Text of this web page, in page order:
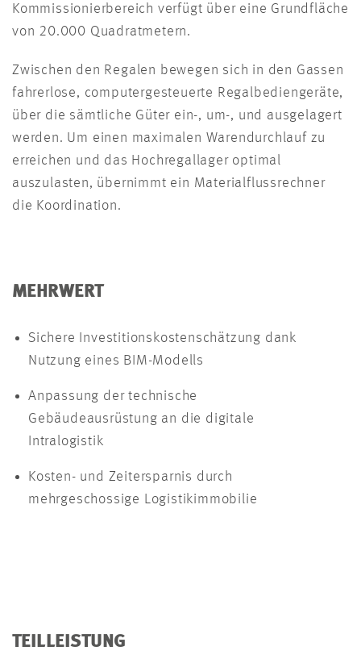
Kommissionierbereich verfügt über eine Grundfläche
von 20.000 Quadratmetern.
Zwischen den Regalen bewegen sich in den Gassen
fahrerlose, computergesteuerte Regalbediengeräte,
über die sämtliche Güter ein-, um-, und ausgelagert
werden. Um einen maximalen Warendurchlauf zu
erreichen und das Hochregallager optimal
auszulasten, übernimmt ein Materialflussrechner
die Koordination.
MEHRWERT
Sichere Investitionskostenschätzung dank
Nutzung eines BIM-Modells
Anpassung der technische
Gebäudeausrüstung an die digitale
Intralogistik
Kosten- und Zeitersparnis durch
mehrgeschossige Logistikimmobilie
TEILLEISTUNG